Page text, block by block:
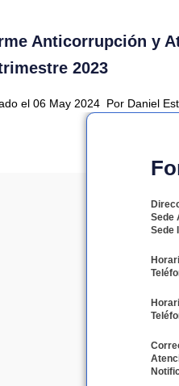
Anticorrupción y
2023
el 06 May 2024 Por Daniel
Sede
Sede